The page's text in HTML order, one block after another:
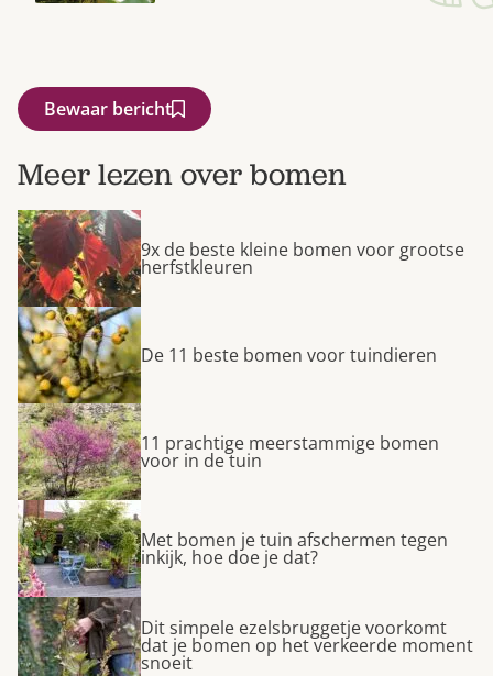
Bewaar bericht
Meer lezen over bomen
9x de beste kleine bomen voor grootse
herfstkleuren
De 11 beste bomen voor tuindieren
11 prachtige meerstammige bomen
voor in de tuin
Met bomen je tuin afschermen tegen
inkijk, hoe doe je dat?
Dit simpele ezelsbruggetje voorkomt
dat je bomen op het verkeerde moment
snoeit